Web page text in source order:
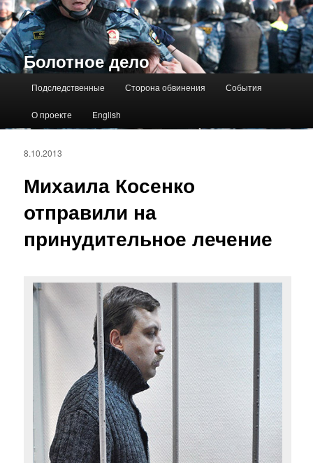
Болотное дело
Подследственные Сторона обвинения События
О проекте English
Михаила Косенко
отправили на
принудительное лечение
8.10.2013